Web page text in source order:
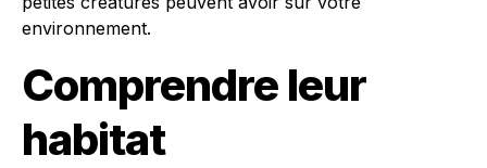
environnement.
Comprendre leur
habitat